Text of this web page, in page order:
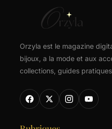
Orzyla est le magazine
bijoux, a la mode et aux
collections, guides